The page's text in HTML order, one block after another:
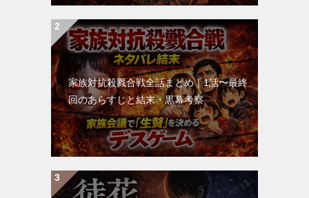
家族対抗殺戮合戦全話まとめ｜1話〜最終
回のあらすじと結末・黒幕考察